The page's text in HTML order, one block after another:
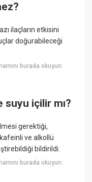
ilaçların etkisini
doğurabileceği
burada okuyun:
içilir mı?
gerektiği,
kafeinli ve alkollü
bildirildi.
burada okuyun: